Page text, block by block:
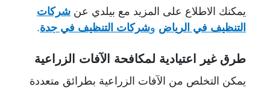
يمكنك الاطلاع على المزيد مع بيلدي عن شركات
التنظيف في الرياض وشركات التنظيف في جدة.
طرق غير اعتيادية لمكافحة الآفات الزراعية
يمكن التخلص من الآفات الزراعية بطرائق متعددة